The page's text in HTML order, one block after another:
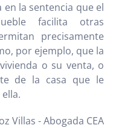
la sentencia que el
facilita otras
precisamente
por ejemplo, que la
o su venta, o
de la casa que le
Villas - Abogada CEA